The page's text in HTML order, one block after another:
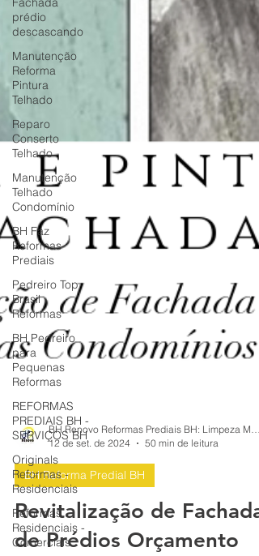
prédio
descascando
Manutenção
Reforma
Pintura
Telhado
Reparo
Conserto
Telhado
Manutenção
Telhado
Condomínio
BH Faz
Reformas
Prediais
Pedreiro Top
Brasil
Reformas
BH Pedreiro
para
Pequenas
Reformas
REFORMAS
PREDIAIS BH -
SERVIÇOS BH
Originals
Reformas -
Residenciais
Reformas
Residenciais -
Comerciais
12 de set. de 2024
50 min de leitura
BH Reforma Predial BH